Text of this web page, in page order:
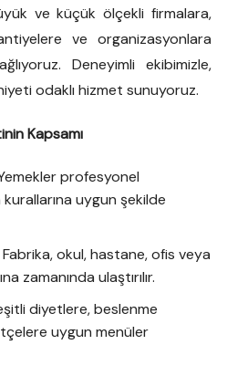
ve küçük ölçekli firmalara,
ve organizasyonlara
Deneyimli ekibimizle,
odaklı hizmet sunuyoruz.
Kapsamı
profesyonel
uygun şekilde
Fabrika, okul, hastane, ofis veya
zamanında ulaştırılır.
diyetlere, beslenme
uygun menüler